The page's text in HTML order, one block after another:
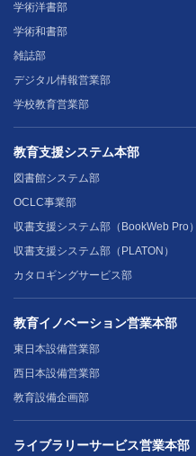
学術洋書部
学術和書部
雑誌部
デジタル情報営業部
学校教育営業部
教育支援システム本部
図書館システム部
OCLC事業部
収書支援システム部（BookWeb Pro）
収書支援システム部（PLATON）
カタロギングサービス部
教育イノベーション営業本部
東日本設備営業部
西日本設備営業部
教育設備企画部
ライブラリーサービス営業本部